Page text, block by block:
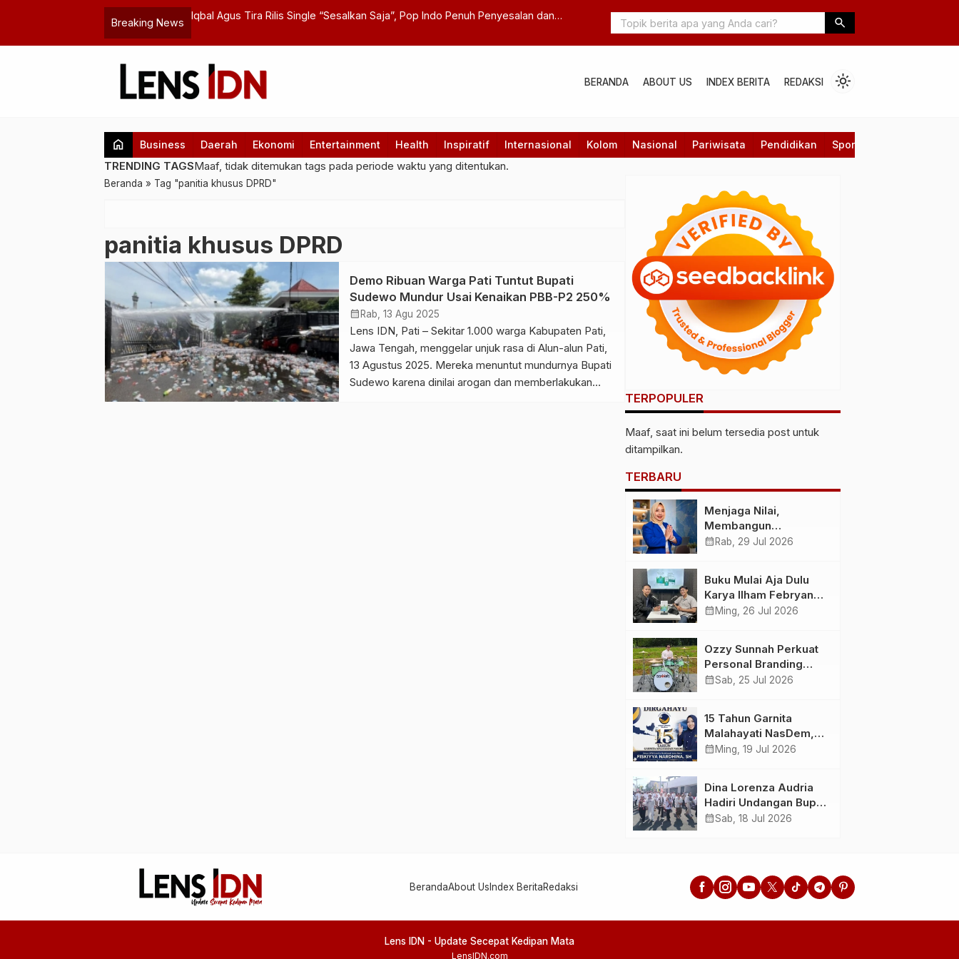
Breaking News
Iqbal Agus Tira Rilis Single “Sesalkan Saja”, Pop Indo Penuh Penyesalan dan
Benjamin Sesko Ungkap Alasan Tolak Arsenal dan Fokus Hadapi Laga Kontra
Gunners
search
BERANDA ABOUT US INDEX BERITA REDAKSI light_mode
home Business Daerah Ekonomi Entertainment Health Inspiratif Internasional Kolom Nasional Pariwisata Pendidikan Sport
TRENDING TAGSMaaf, tidak ditemukan tags pada periode waktu yang ditentukan.
Beranda » Tag "panitia khusus DPRD"
panitia khusus DPRD
Demo Ribuan Warga Pati Tuntut Bupati
Sudewo Mundur Usai Kenaikan PBB-P2 250%
calendar_month Rab, 13 Agu 2025
Lens IDN, Pati – Sekitar 1.000 warga Kabupaten Pati,
Jawa Tengah, menggelar unjuk rasa di Alun-alun Pati,
13 Agustus 2025. Mereka menuntut mundurnya Bupati
Sudewo karena dinilai arogan dan memberlakukan
TERPOPULER
Maaf, saat ini belum tersedia post untuk
ditampilkan.
TERBARU
Menjaga Nilai,
Membangun
Kemandirian
Ekonomi Perempuan
yang Berdaya,
Akuntabel dan
Ahlussunnah wal
Jamaah
calendar_month Rab, 29 Jul 2026
Buku Mulai Aja Dulu
Karya Ilham Febryan
Hadir, Dorong Anak
Bertindak
calendar_month Ming, 26 Jul 2026
Ozzy Sunnah Perkuat
Personal Branding
sebagai Drummer,
Video Klip AI “Jagalah
Cinta”
calendar_monthSab, 25 Jul 2026
15 Tahun Garnita
Malahayati NasDem,
Menginspirasi
calendar_month Ming, 19 Jul 2026
Dina Lorenza Audria
Hadiri Undangan Bupati
Banyuwangi, Saksikan
calendar_monthSab, 18 Jul 2026
BerandaAbout Us Index BeritaRedaksi
Lens IDN - Update Secepat Kedipan Mata
LensIDN.com